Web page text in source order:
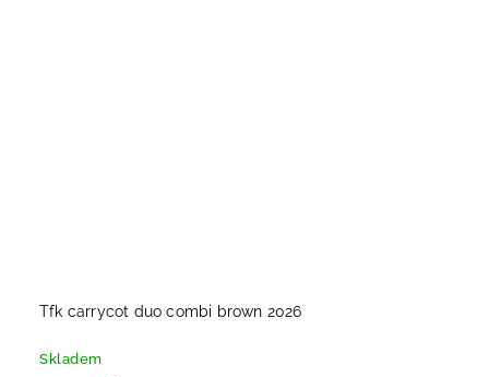
Tfk carrycot duo combi brown 2026
Skladem